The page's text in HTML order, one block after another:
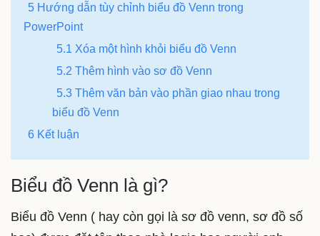
5 Hướng dẫn tùy chỉnh biểu đồ Venn trong
PowerPoint
5.1 Xóa một hình khỏi biểu đồ Venn
5.2 Thêm hình vào sơ đồ Venn
5.3 Thêm văn bản vào phần giao nhau trong
biểu đồ Venn
6 Kết luận
Biểu đồ Venn là gì?
Biểu đồ Venn ( hay còn gọi là sơ đồ venn, sơ đồ số